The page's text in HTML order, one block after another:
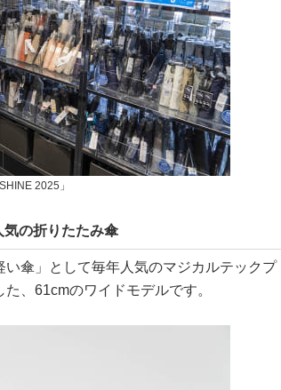
2025」
の折りたたみ傘
傘」として毎年人気のマジカルテックプ
、61cmのワイドモデルです。